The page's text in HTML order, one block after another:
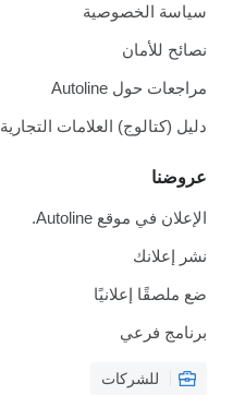
سياسة الخصوصية
نصائح للأمان
مراجعات حول Autoline
دليل (كتالوج) العلامات التجارية
عروضنا
الإعلان في موقع Autoline.
نشر إعلانك
ضع ملصقًا إعلانيًا
برنامج فرعي
للشركات